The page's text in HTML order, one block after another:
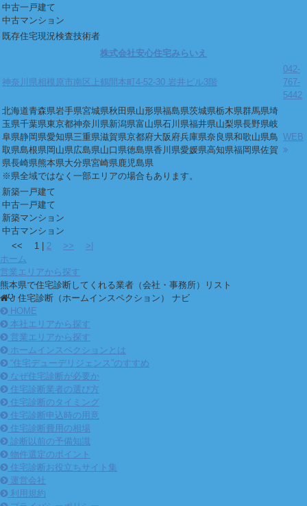
中古一戸建て
中古マンション
既存住宅現況検査技術者
株式会社安心住宅みらいえ
神奈川県相模原市南区上鶴間本町4-52-30 岩井ビル3階
042-
767-
5442
北海道青森県岩手県宮城県秋田県山形県福島県茨城県栃木県群馬県埼
玉県千葉県東京都神奈川県新潟県富山県石川県福井県山梨県長野県岐
阜県静岡県愛知県三重県滋賀県京都府大阪府兵庫県奈良県和歌山県鳥
取県島根県岡山県広島県山口県徳島県香川県愛媛県高知県福岡県佐賀
県長崎県熊本県大分県宮崎県鹿児島県
※県全域ではなく一部エリアの場合もあります。
WEB
新築一戸建て
中古一戸建て
新築マンション
中古マンション
<<
1 2 >>
>|
ホーム
営業エリアから探す
熊本県で住宅診断してくれる業者（会社・事務所）リスト
住宅診断（ホームインスペクション） ナビ
HOME
本社エリアから探す
営業エリアから探す
ホームインスペクションとは
“住宅デューデリジェンス”のすすめ
なぜ住宅診断が必要か
住宅診断業者の選び方
住宅診断のタイミング
住宅診断申込時の用意
住宅診断費用の相場
診断以前の予備知識
物件選定のポイント
住宅診断お役立ちサイト集
運営会社
利用規約